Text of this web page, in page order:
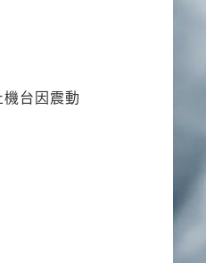
台因震動